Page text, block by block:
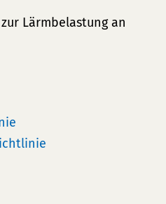
Lärmbelastung an